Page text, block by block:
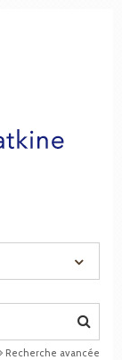
Recherche avancée